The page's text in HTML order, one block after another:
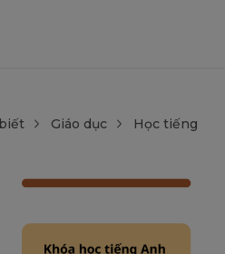
Giáo dục
Học tiếng